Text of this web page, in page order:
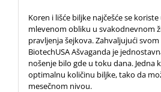
Koren i lišće biljke najčešće se
mlevenom obliku u svakodnevnom
pravljenja šejkova. Zahvaljujući
BiotechUSA Ašvaganda je
nošenje bilo gde u toku dana. Jedna
optimalnu količinu biljke, tako da
mesečnom nivou.